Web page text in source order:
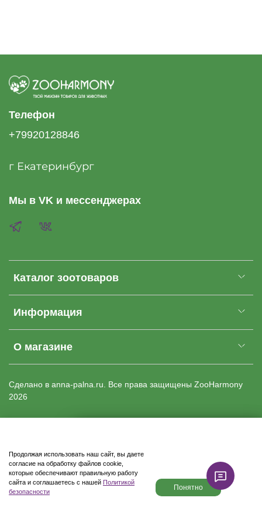
Доставка бесплатно
Каталог зоотоваров
Информация
О магазине
Телефон
+79920128846
г Екатеринбург
Мы в VK и мессенджерах
Cделано в anna-palna.ru. Все права защищены ZooHarmony
2026
Продолжая использовать наш сайт, вы даете
согласие на обработку файлов cookie,
которые обеспечивают правильную работу
сайта и соглашаетесь с нашей Политикой
безопасности
Понятно